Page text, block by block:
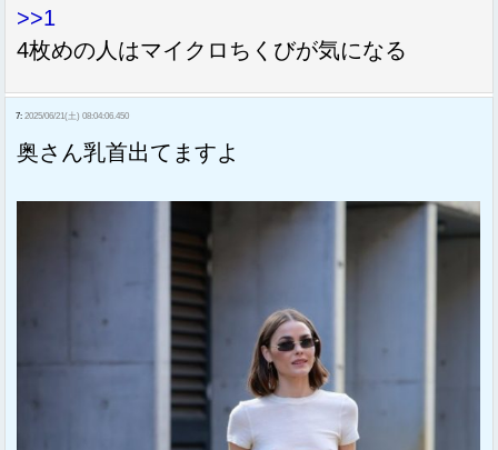
>>1
4枚めの人はマイクロちくびが気になる
7: 2025/06/21(土) 08:04:06.450
奥さん乳首出てますよ